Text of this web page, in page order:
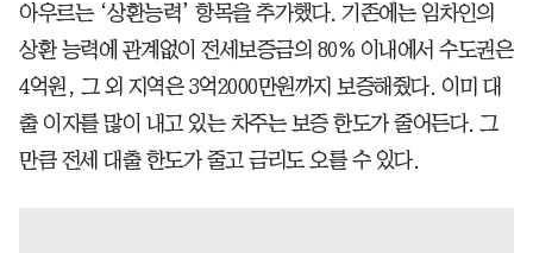
아우르는 ‘상환능력’ 항목을 추가했다. 기존에는 임차인의
상환 능력에 관계없이 전세보증금의 80% 이내에서 수도권은
4억원, 그 외 지역은 3억2000만원까지 보증해줬다. 이미 대
출 이자를 많이 내고 있는 차주는 보증 한도가 줄어든다. 그
만큼 전세 대출 한도가 줄고 금리도 오를 수 있다.